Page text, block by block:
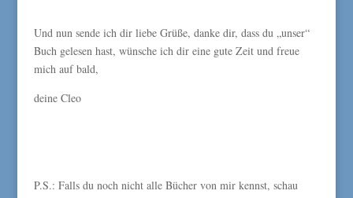
Und nun sende ich dir liebe Grüße, danke dir, dass du „unser“
Buch gelesen hast, wünsche ich dir eine gute Zeit und freue
mich auf bald,
deine Cleo
P.S.: Falls du noch nicht alle Bücher von mir kennst, schau